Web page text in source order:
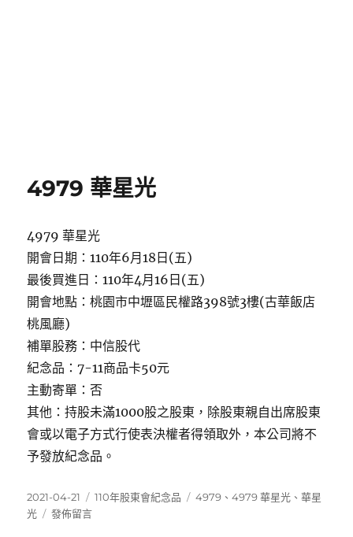
4979 華星光
4979 華星光
開會日期：110年6月18日(五)
最後買進日：110年4月16日(五)
開會地點：桃園市中壢區民權路398號3樓(古華飯店
桃風廳)
補單股務：中信股代
紀念品：7-11商品卡50元
主動寄單：否
其他：持股未滿1000股之股東，除股東親自出席股東
會或以電子方式行使表決權者得領取外，本公司將不
予發放紀念品。
發
佈
2021-04-21
分
110年股東會紀念品
標
4979 、4979 華星光 、華星
光
在
發佈留言